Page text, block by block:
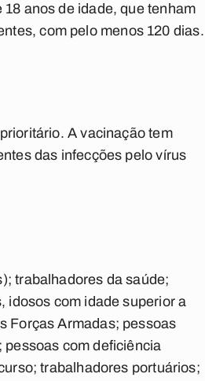
anos de idade, que tenham
com pelo menos 120 dias.
A vacinação tem
das infecções pelo vírus
trabalhadores da saúde;
idosos com idade superior a
Forças Armadas; pessoas
com deficiência
trabalhadores portuários;